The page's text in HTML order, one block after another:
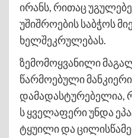
ირანს, რითაც
უშიშროების საბჭოს
ხელშეკრულებას.
ზემომოყვანილი
წარმოებული
დამადასტურებელია,
ს ყველაფერი უნდა
ტყუილი და